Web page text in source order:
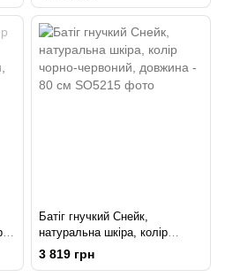
Батіг гнучкий Снейк,
натуральна шкіра, колір
чорно-червоний, довжина - 80
3 819 грн